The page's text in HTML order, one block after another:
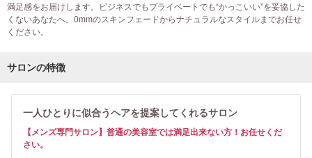
満足感をお届けします。ビジネスでもプライベートでも“かっこいい”を妥協した
くないあなたへ。0mmのスキンフェードからナチュラルなスタイルまでお任せ
ください。
サロンの特徴
一人ひとりに似合うヘアを提案してくれるサロン
【メンズ専門サロン】普通の美容室では満足出来ない方！お任せくだ
さい。